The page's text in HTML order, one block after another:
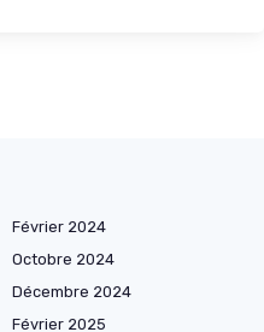
Février 2024
Octobre 2024
Décembre 2024
Février 2025